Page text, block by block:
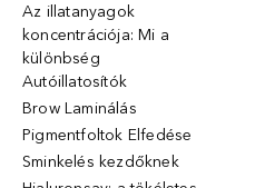
Az illatanyagok
koncentrációja: Mi a
különbség
Autóillatosítók
Brow Laminálás
Pigmentfoltok Elfedése
Sminkelés kezdőknek